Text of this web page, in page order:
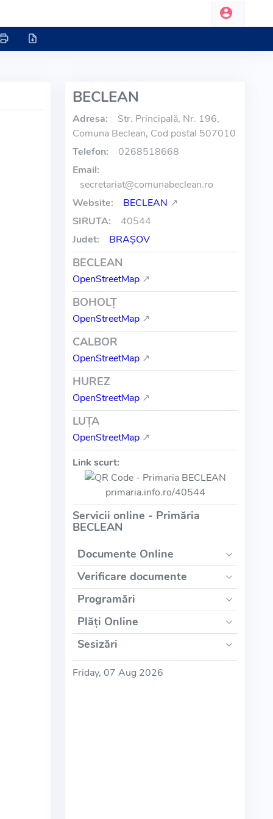
BECLEAN
Adresa:
Str. Principală, Nr. 196,
Comuna Beclean, Cod postal 507010
Telefon:
0268518668
Email:
secretariat@comunabeclean.ro
Website:
BECLEAN ↗
SIRUTA:
40544
Judet:
BRAŞOV
BECLEAN
OpenStreetMap ↗
BOHOLŢ
OpenStreetMap ↗
CALBOR
OpenStreetMap ↗
HUREZ
OpenStreetMap ↗
LUŢA
OpenStreetMap ↗
Link scurt:
primaria.info.ro/40544
Servicii online - Primăria
BECLEAN
Documente Online
Verificare documente
Programări
Plăți Online
Sesizări
Friday, 07 Aug 2026